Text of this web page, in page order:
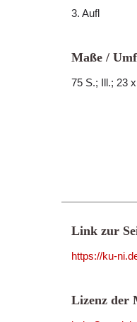
3. Aufl
Maße /
75 S.; Ill.; 23
Link zur
https://ku-
Lizenz der